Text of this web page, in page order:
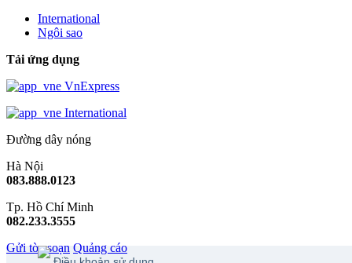
International
Ngôi sao
Tải ứng dụng
VnExpress
International
Đường dây nóng
Hà Nội
083.888.0123
Tp. Hồ Chí Minh
082.233.3555
Gửi tòa soạn Quảng cáo